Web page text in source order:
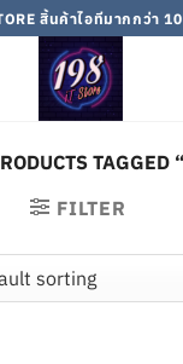
สิ้นค้าไอทีมากกว่า
TAGGED
FILTER